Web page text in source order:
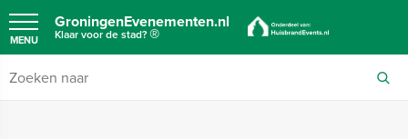
GroningenEvenementen.nl
Klaar voor de stad?®
MENU